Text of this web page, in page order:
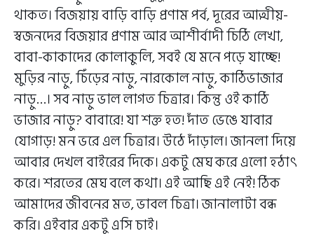
থাকত। বিজয়ায় বাড়ি বাড়ি প্রণাম পর্ব, দূরের আত্মীয়-
স্বজনদের বিজয়ার প্রণাম আর আশীর্বাদী চিঠি লেখা,
বাবা-কাকাদের কোলাকুলি, সবই যে মনে পড়ে যাচ্ছে!
মুড়ির নাড়ু, চিঁড়ের নাড়ু, নারকোল নাড়ু, কাঠিভাজার
নাড়ু…। সব নাড়ু ভাল লাগত চিত্রার। কিন্তু ওই কাঠি
ভাজার নাড়ু? বাবারে! যা শক্ত হত! দাঁত ভেঙে যাবার
যোগাড়! মন ভরে এল চিত্রার। উঠে দাঁড়াল। জানলা দিয়ে
আবার দেখল বাইরের দিকে। একটু মেঘ করে এলো হঠাৎ
করে। শরতের মেঘ বলে কথা। এই আছি এই নেই! ঠিক
আমাদের জীবনের মত, ভাবল চিত্রা। জানালাটা বন্ধ
করি। এইবার একটু এসি চাই।